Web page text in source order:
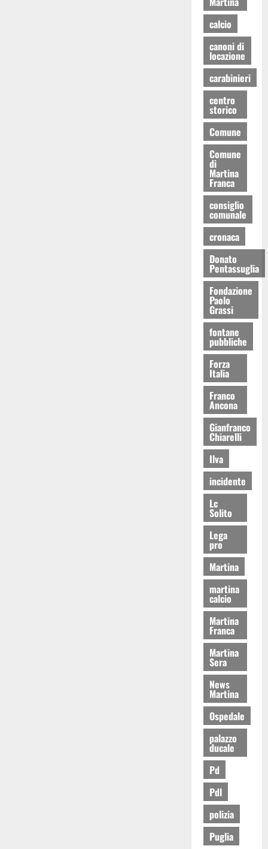
calcio
canoni di
locazione
carabinieri
centro
storico
Comune
Comune
di
Martina
Franca
consiglio
comunale
cronaca
Donato
Pentassuglia
Fondazione
Paolo
Grassi
fontane
pubbliche
Forza
Italia
Franco
Ancona
Gianfranco
Chiarelli
Ilva
incidente
Lc
Solito
Lega
pro
Martina
martina
calcio
Martina
Franca
Martina
Sera
News
Martina
Ospedale
palazzo
ducale
Pd
Pdl
polizia
Puglia